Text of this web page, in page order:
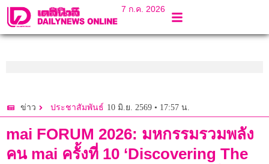
7 ก.ค. 2026
ข่าว ประชาสัมพันธ์ 10 มิ.ย. 2569 • 17:57 น.
mai FORUM 2026: มหกรรมรวมพลัง
คน mai ครั้งที่ 10 ‘Discovering The